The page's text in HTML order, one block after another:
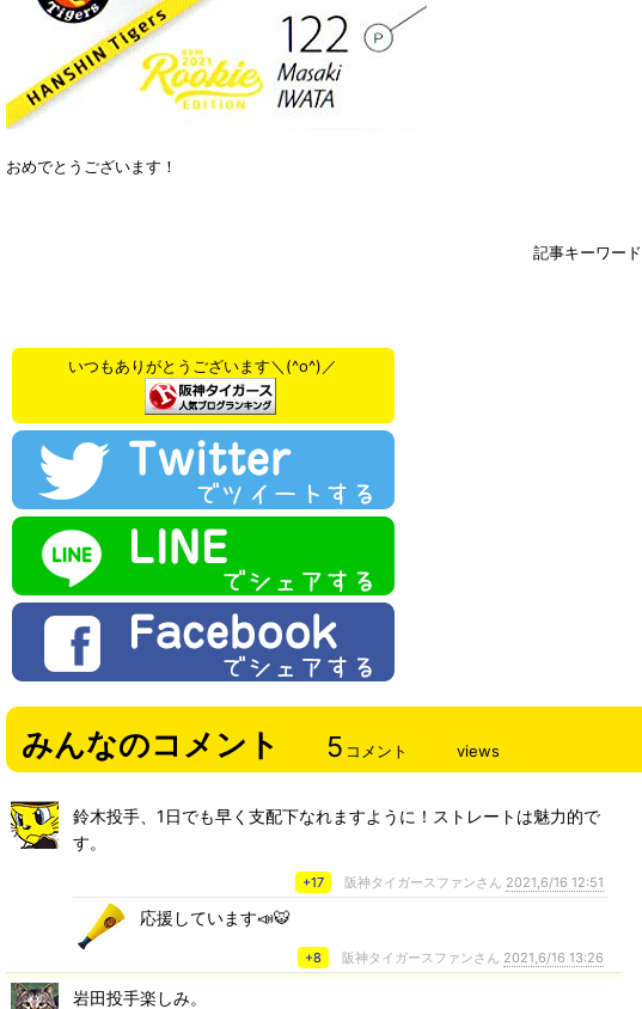
おめでとうございます！
記事キーワード
いつもありがとうございます＼(^o^)／
みんなのコメント 5 コメント views
鈴木投手、1日でも早く支配下なれますように！ストレートは魅力的で
す。
+17 阪神タイガースファンさん 2021,6/16 12:51
応援しています📣🐯
+8 阪神タイガースファンさん 2021,6/16 13:26
岩田投手楽しみ。